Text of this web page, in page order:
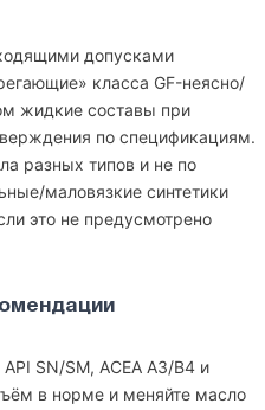
допусками
класса GF-неясно/
жидкие составы при
по спецификациям.
разных типов и не по
маловязкие синтетики
это не предусмотрено
SN/SM, ACEA A3/B4 и
в норме и меняйте масло